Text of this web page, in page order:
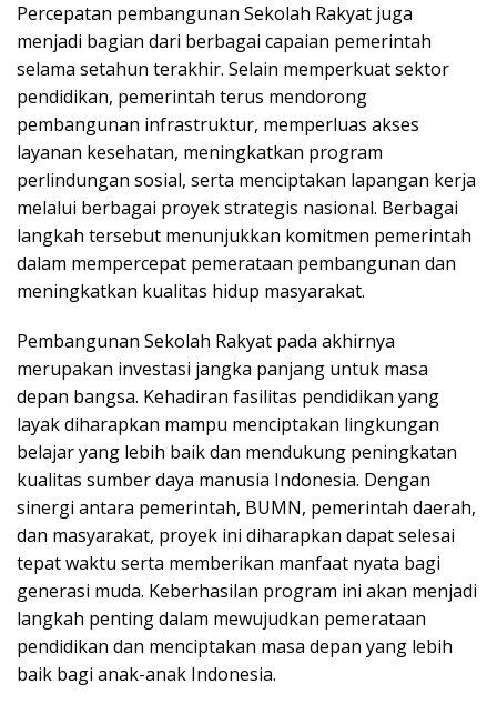
Percepatan pembangunan Sekolah Rakyat juga
menjadi bagian dari berbagai capaian pemerintah
selama setahun terakhir. Selain memperkuat sektor
pendidikan, pemerintah terus mendorong
pembangunan infrastruktur, memperluas akses
layanan kesehatan, meningkatkan program
perlindungan sosial, serta menciptakan lapangan kerja
melalui berbagai proyek strategis nasional. Berbagai
langkah tersebut menunjukkan komitmen pemerintah
dalam mempercepat pemerataan pembangunan dan
meningkatkan kualitas hidup masyarakat.
Pembangunan Sekolah Rakyat pada akhirnya
merupakan investasi jangka panjang untuk masa
depan bangsa. Kehadiran fasilitas pendidikan yang
layak diharapkan mampu menciptakan lingkungan
belajar yang lebih baik dan mendukung peningkatan
kualitas sumber daya manusia Indonesia. Dengan
sinergi antara pemerintah, BUMN, pemerintah daerah,
dan masyarakat, proyek ini diharapkan dapat selesai
tepat waktu serta memberikan manfaat nyata bagi
generasi muda. Keberhasilan program ini akan menjadi
langkah penting dalam mewujudkan pemerataan
pendidikan dan menciptakan masa depan yang lebih
baik bagi anak-anak Indonesia.